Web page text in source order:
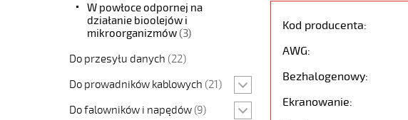
W powłoce odpornej na
działanie bioolejów i
mikroorganizmów(3)
Do przesyłu danych (22)
Do prowadników kablowych (21)
Do falowników i napędów (9)
Kod producenta:
AWG:
Bezhalogenowy:
Ekranowanie: